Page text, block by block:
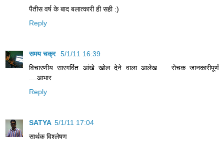
पैतीस वर्ष के बाद बलात्कारी ही सही :)
Reply
समय चक्र 5/1/11 16:39
विचारणीय सारगर्वित आंखे खोल देने वाला आलेख ... रोचक जानकारीपूर्ण
....आभार
Reply
SATYA 5/1/11 17:04
सार्थक विश्लेषण